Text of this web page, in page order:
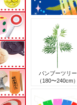
バンブーツリー
（180〜240cm）